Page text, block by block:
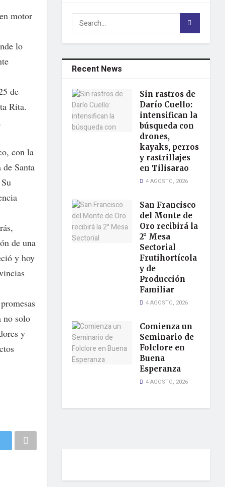
motor
lo
de
Rita.
con la
Santa
de una
y hoy
no solo
y
Recent News
Sin rastros de
Darío Cuello:
intensifican la
búsqueda con
drones,
kayaks, perros
y rastrillajes
en Tilisarao
4 AGOSTO, 2026
San Francisco
del Monte de
Oro recibirá la
2° Mesa
Sectorial
Frutihortícola
y de
Producción
Familiar
4 AGOSTO, 2026
Comienza un
Seminario de
Folclore en
Buena
Esperanza
4 AGOSTO, 2026